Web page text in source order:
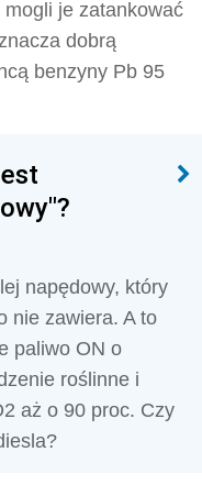
je zatankować
dobrą
benzyny Pb 95
napędowy, który
nie zawiera. A to
paliwo ON o
roślinne i
aż o 90 proc. Czy